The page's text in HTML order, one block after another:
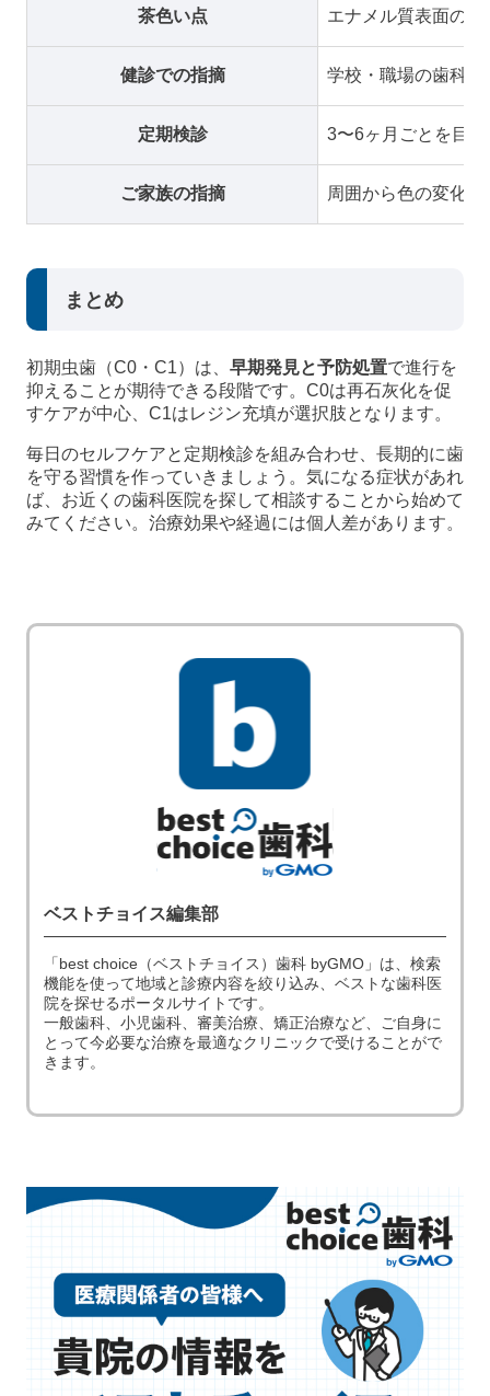
茶色い点 エナメル質表面の着
健診での指摘 学校・職場の歯科
定期検診 3〜6ヶ月ごとを目安
ご家族の指摘 周囲から色の変化
まとめ
初期虫歯（C0・C1）は、 早期発見と予防処置で進行を
抑えることが期待できる段階です。C0は再石灰化を促
すケアが中心、C1はレジン充填が選択肢となります。
毎日のセルフケアと定期検診を組み合わせ、長期的に歯
を守る習慣を作っていきましょう。気になる症状があれ
ば、お近くの歯科医院を探して相談することから始めて
みてください。治療効果や経過には個人差があります。
ベストチョイス編集部
「best choice（ベストチョイス）歯科 byGMO」は、検索
機能を使って地域と診療内容を絞り込み、ベストな歯科医
院を探せるポータルサイトです。
一般歯科、小児歯科、審美治療、矯正治療など、ご自身に
とって今必要な治療を最適なクリニックで受けることがで
きます。